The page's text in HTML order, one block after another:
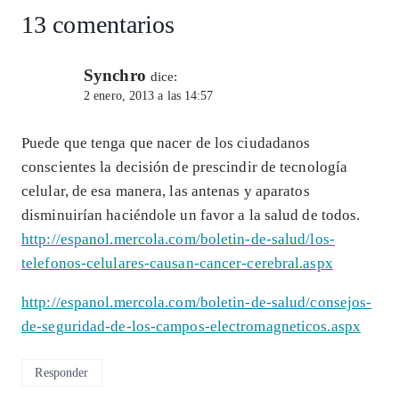
p
k
13 comentarios
Synchro dice:
2 enero, 2013 a las 14:57
Puede que tenga que nacer de los ciudadanos
conscientes la decisión de prescindir de tecnología
celular, de esa manera, las antenas y aparatos
disminuirían haciéndole un favor a la salud de todos.
http://espanol.mercola.com/boletin-de-salud/los-
telefonos-celulares-causan-cancer-cerebral.aspx
http://espanol.mercola.com/boletin-de-salud/consejos-
de-seguridad-de-los-campos-electromagneticos.aspx
Responder